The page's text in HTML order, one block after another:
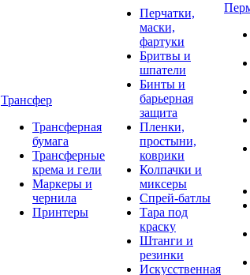
Трансфер
Трансферная
бумага
Трансферные
крема и гели
Маркеры и
чернила
Принтеры
Перчатки,
маски,
фартуки
Бритвы и
шпатели
Бинты и
барьерная
защита
Пленки,
простыни,
коврики
Колпачки и
миксеры
Спрей-батлы
Тара под
краску
Штанги и
резинки
Искусственная